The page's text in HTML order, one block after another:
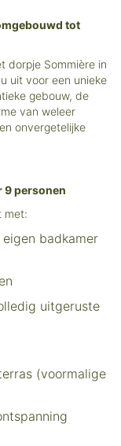
tot
dorpje Sommière in
uit voor een unieke
gebouw, de
van weleer
onvergetelijke
9 personen
met:
badkamer
uitgeruste
(voormalige